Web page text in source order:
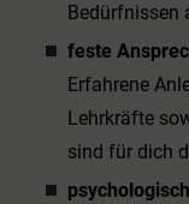
Bedürfnissen
feste
Erfahrene
Lehrkräfte
sind für dich